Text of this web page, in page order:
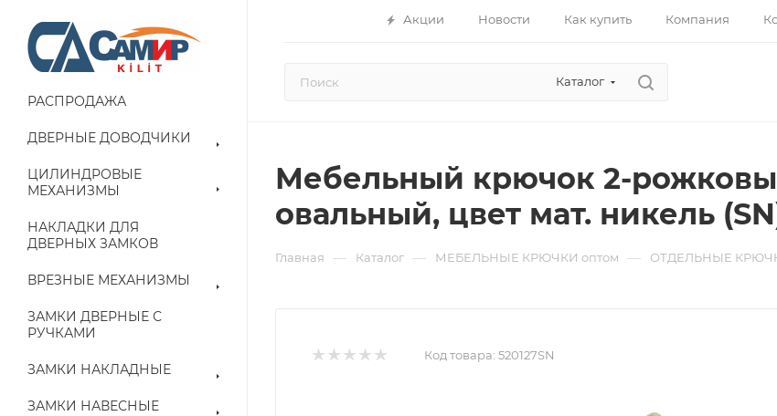
Акции Новости Как купить Компания
Каталог
РАСПРОДАЖА
ДВЕРНЫЕ ДОВОДЧИКИ
ЦИЛИНДРОВЫЕ
МЕХАНИЗМЫ
НАКЛАДКИ ДЛЯ
ДВЕРНЫХ ЗАМКОВ
ВРЕЗНЫЕ МЕХАНИЗМЫ
ЗАМКИ ДВЕРНЫЕ С
РУЧКАМИ
ЗАМКИ НАКЛАДНЫЕ
ЗАМКИ НАВЕСНЫЕ
Мебельный крючок 2-
овальный, цвет мат. никель
Главная — Каталог — МЕБЕЛЬНЫЕ КРЮЧКИ оптом — ОТДЕЛЬНЫЕ
Код товара: 520127SN